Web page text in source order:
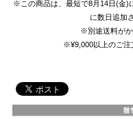
※この商品は、最短で8月14日(金)
に数日追加
※別途送料がか
※¥9,000以上のご注